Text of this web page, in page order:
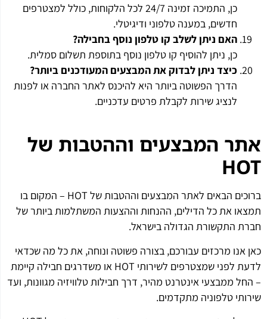
כן, התמיכה זמינה 24/7 לכל הלקוחות, כולל למצטרפים
חדשים, במענה טלפוני ודיגיטלי.
האם ניתן לשלב קו טלפון נוסף בחבילה?
כן, ניתן להוסיף קו טלפון נוסף בתוספת תשלום סמלית.
כיצד ניתן לבדוק את המבצעים המעודכנים ביותר?
הדרך הפשוטה ביותר היא להיכנס לאתר החברה או לפנות
לנציג שירות לקבלת פרטים עדכניים.
אתר המבצעים וההטבות של
HOT
ברוכים הבאים לאתר המבצעים וההטבות של HOT – המקום בו
תמצאו את כל הדילים, ההנחות וההצעות המשתלמות ביותר של
חברת התקשורת הגדולה בישראל.
כאן אנו מרכזים עבורכם, בצורה פשוטה ונוחה, את כל מה שכדאי
לדעת לפני שמצטרפים לשירותי HOT או משדרגים חבילה קיימת
– החל ממבצעי אינטרנט מהיר, דרך חבילות טלוויזיה מגוונות, ועד
שירותי טלפוניה מתקדמים.